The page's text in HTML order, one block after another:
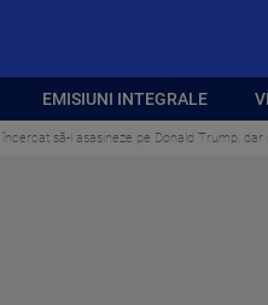
EMISIUNI INTEGRALE
să-l asasineze pe Donald Trump, dar